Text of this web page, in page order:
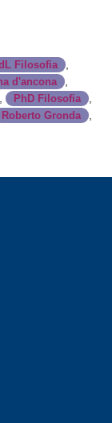
Filosofia ,
d'ancona ,
, PhD Filosofia ,
Roberto Gronda ,